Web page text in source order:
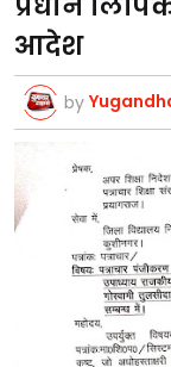
आदेश
by